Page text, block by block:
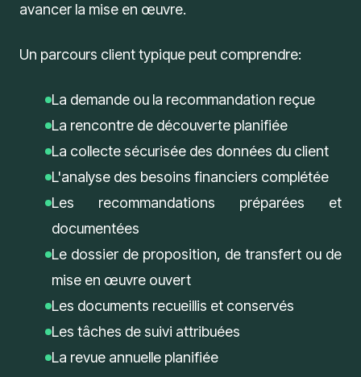
avancer la mise en œuvre.
Un parcours client typique peut comprendre:
La demande ou la recommandation reçue
La rencontre de découverte planifiée
La collecte sécurisée des données du client
L'analyse des besoins financiers complétée
Les recommandations préparées et
documentées
Le dossier de proposition, de transfert ou de
mise en œuvre ouvert
Les documents recueillis et conservés
Les tâches de suivi attribuées
La revue annuelle planifiée